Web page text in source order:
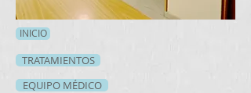
INICIO
TRATAMIENTOS
EQUIPO MÉDICO